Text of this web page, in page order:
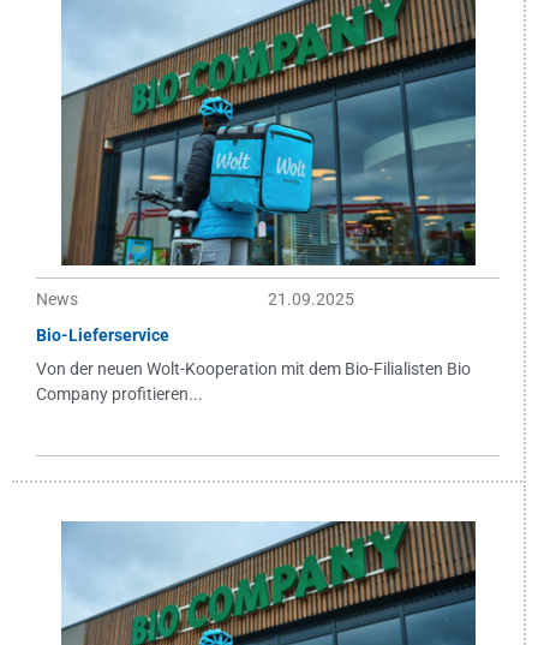
News
21.09.2025
Bio-Lieferservice
Von der neuen Wolt-Kooperation mit dem Bio-Filialisten Bio
Company profitieren...